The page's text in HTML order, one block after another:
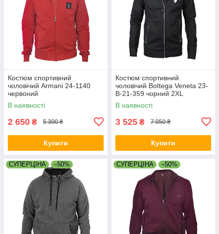
Костюм спортивний
чоловічий Armani 24-1140
червоний
В наявності
2 650 ₴ 5 300 ₴
Купити
Костюм спортивний
чоловічий Bottega Veneta 23-
B-21-359 чорний 2XL
В наявності
3 525 ₴ 7 050 ₴
Купити
СУПЕРЦІНА –50% СУПЕРЦІНА –50%